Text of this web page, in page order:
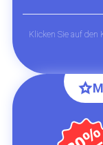
Klicken Sie auf den